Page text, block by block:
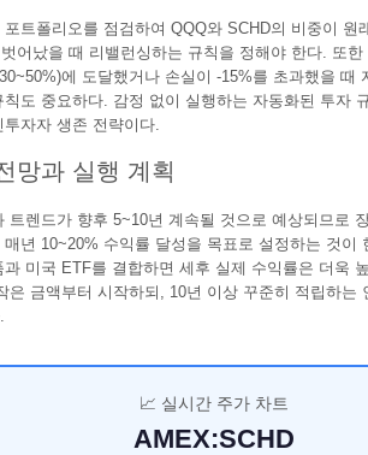
포트폴리오를 점검하여 QQQ와 SCHD의 비중이 원
어났을 때 리밸런싱하는 규칙을 정해야 한다. 또한
에 도달했거나 손실이 -15%를 초과했을 때
칙도 중요하다. 감정 없이 실행하는 자동화된 투자
투자자 생존 전략이다.
망과 실행 계획
트렌드가 향후 5~10년 계속될 것으로 예상되므로
매년 10~20% 수익률 달성을 목표로 설정하는 것이
과 미국 ETF를 결합하면 세후 실제 수익률은 더욱
은 금액부터 시작하되, 10년 이상 꾸준히 적립하는
📈 실시간 주가 차트
AMEX:SCHD